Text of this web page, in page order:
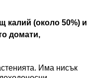
калий (около 50%) и
домати,
Има нисък